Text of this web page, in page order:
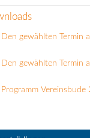
Den gewählten Termin
Den gewählten Termin
Programm Vereinsbude